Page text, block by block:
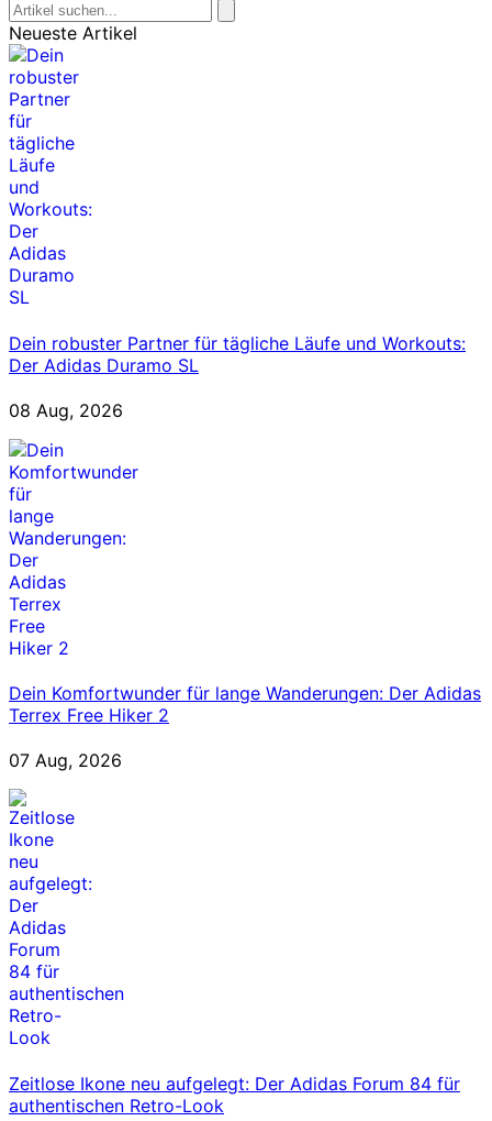
Neueste Artikel
Dein robuster Partner für tägliche Läufe und Workouts:
Der Adidas Duramo SL
08 Aug, 2026
Dein Komfortwunder für lange Wanderungen: Der Adidas
Terrex Free Hiker 2
07 Aug, 2026
Zeitlose Ikone neu aufgelegt: Der Adidas Forum 84 für
authentischen Retro-Look